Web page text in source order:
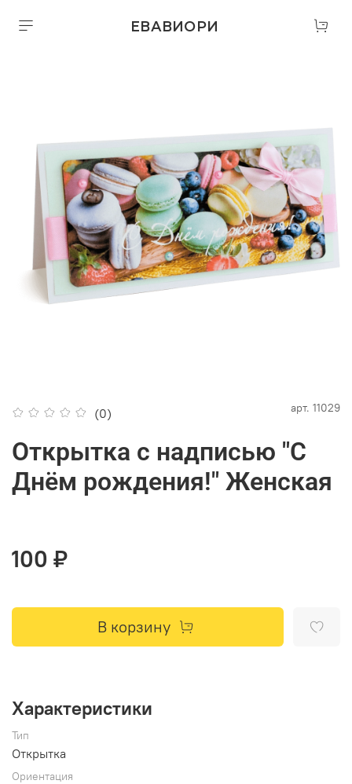
ЕВАВИОРИ
(0) арт. 11029
Открытка с надписью "С
Днём рождения!" Женская
100 ₽
В корзину
Характеристики
Тип
Открытка
Ориентация